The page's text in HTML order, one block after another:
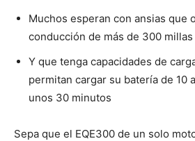
Muchos esperan con ansias que
conducción de más de 300 millas
Y que tenga capacidades de
permitan cargar su batería de 10
unos 30 minutos
Sepa que el EQE300 de un solo